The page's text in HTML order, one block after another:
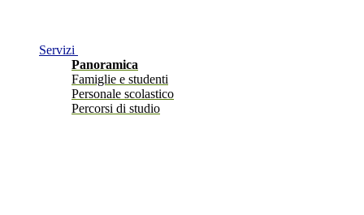
Servizi
Panoramica
Famiglie e studenti
Personale scolastico
Percorsi di studio